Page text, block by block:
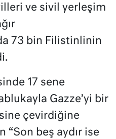
ve sivil yerleşim
73 bin Filistinlinin
17 sene
Gazze’yi bir
çevirdiğine
“Son beş aydır ise